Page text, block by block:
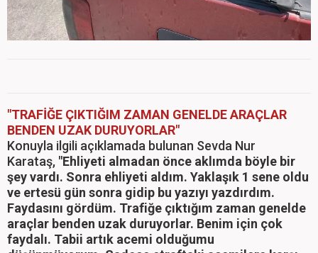
"TRAFİĞE ÇIKTIĞIM ZAMAN GENELDE ARAÇLAR
BENDEN UZAK DURUYORLAR"
Konuyla ilgili açıklamada bulunan Sevda Nur
Karataş, "Ehliyeti almadan önce aklımda böyle bir
şey vardı. Sonra ehliyeti aldım. Yaklaşık 1 sene oldu
ve ertesü gün sonra gidip bu yazıyı yazdırdım.
Faydasını gördüm. Trafiğe çıktığım zaman genelde
araçlar benden uzak duruyorlar. Benim için çok
faydalı. Tabii artık acemi olduğumu